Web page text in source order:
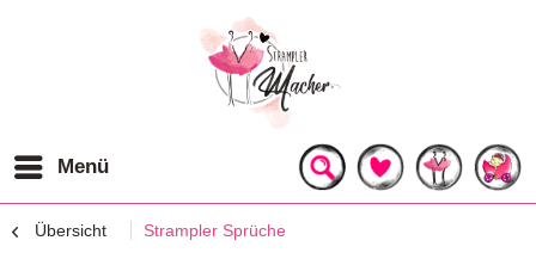
Menü
Übersicht Strampler Sprüche